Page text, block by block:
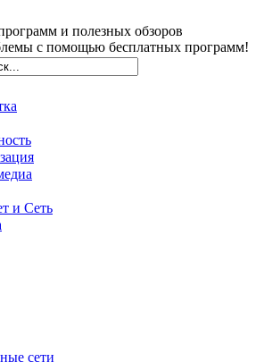
и полезных обзоров
с помощью бесплатных программ!
и Сеть
сети